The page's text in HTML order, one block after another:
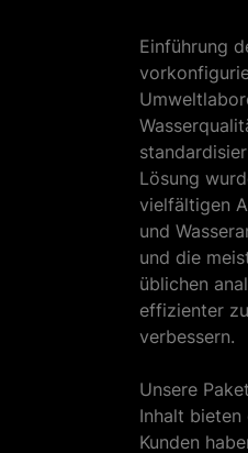
Einführung
Lösung
vielfältigen
und
und die
üblichen
effizienter
verbessern.
Unsere
Inhalt bieten
Kunden